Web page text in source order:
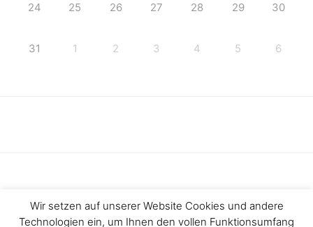
24 25 26 27 28 29 30
31 1 2 3 4 5 6
Wir setzen auf unserer Website Cookies und andere
Technologien ein, um Ihnen den vollen Funktionsumfang